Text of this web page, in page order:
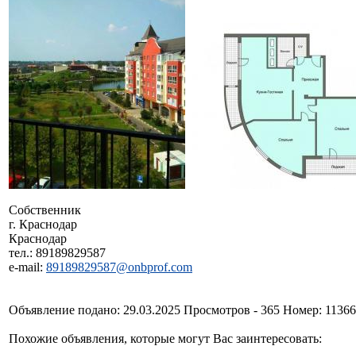
Собственник
г. Краснодар
Краснодар
тел.: 89189829587
e-mail: 89189829587@onbprof.com
Объявление подано: 29.03.2025 Просмотров - 365 Номер:
Похожие объявления, которые могут Вас заинтересовать: